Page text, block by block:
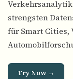
strengsten
für Smart Cities,
Try Now →